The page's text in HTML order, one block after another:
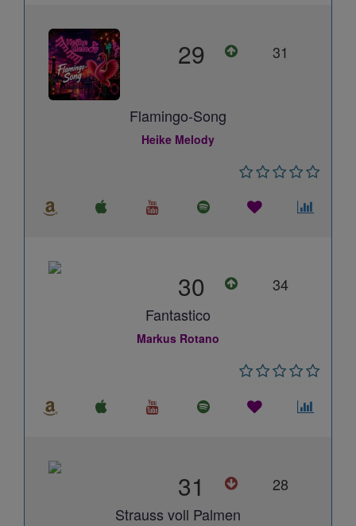
29 31
Flamingo-Song
Heike Melody
30
34
Fantastico
Markus Rotano
31
28
Strauss voll Palmen